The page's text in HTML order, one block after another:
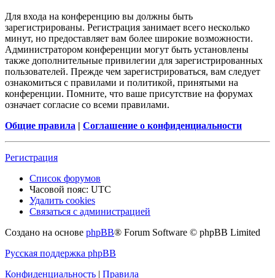
Для входа на конференцию вы должны быть
зарегистрированы. Регистрация занимает всего несколько
минут, но предоставляет вам более широкие возможности.
Администратором конференции могут быть установлены
также дополнительные привилегии для зарегистрированных
пользователей. Прежде чем зарегистрироваться, вам следует
ознакомиться с правилами и политикой, принятыми на
конференции. Помните, что ваше присутствие на форумах
означает согласие со всеми правилами.
Общие правила | Соглашение о конфиденциальности
Регистрация
Список форумов
Часовой пояс: UTC
Удалить cookies
Связаться с администрацией
Создано на основе phpBB® Forum Software © phpBB Limited
Русская поддержка phpBB
Конфиденциальность | Правила